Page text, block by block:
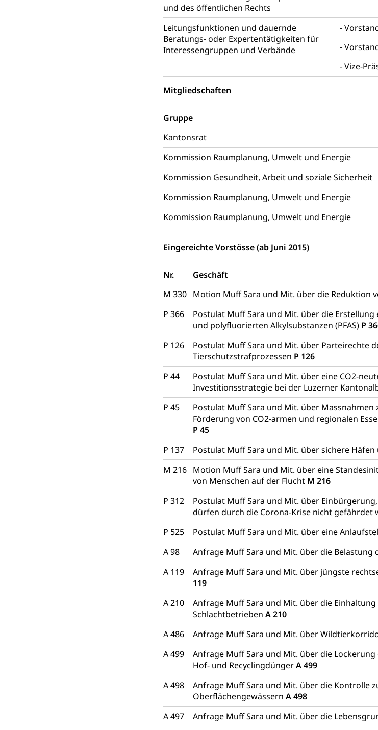
und des öffentlichen Rechts
Leitungsfunktionen und dauernde
Beratungs- oder Expertentätigkeiten für
Interessengruppen und Verbände
Vize-
Mitgliedschaften
Gruppe
Kantonsrat
Kommission Raumplanung, Umwelt und Energie
Kommission Gesundheit, Arbeit und soziale Sicherheit
Kommission Raumplanung, Umwelt und Energie
Kommission Raumplanung, Umwelt und Energie
Eingereichte Vorstösse (ab Juni 2015)
Nr. Geschäft
M 330 Motion Muff Sara und Mit. über die Reduktion
P 366
Postulat Muff Sara und Mit. über die
und polyfluorierten Alkylsubstanzen (PFAS) P
P 126
Postulat Muff Sara und Mit. über Parteirechte
Tierschutzstrafprozessen P 126
P 44
Postulat Muff Sara und Mit. über eine CO2-
Investitionsstrategie bei der Luzerner
P 45
Postulat Muff Sara und Mit. über
Förderung von CO2-armen und regionalen
P 45
P 137 Postulat Muff Sara und Mit. über sichere
M 216 Motion Muff Sara und Mit. über eine
von Menschen auf der Flucht M 216
P 312
Postulat Muff Sara und Mit. über
dürfen durch die Corona-Krise nicht gefährdet
P 525 Postulat Muff Sara und Mit. über eine
A 98
Anfrage Muff Sara und Mit. über die Belastung
A 119
Anfrage Muff Sara und Mit. über jüngste
119
A 210
Anfrage Muff Sara und Mit. über die
Schlachtbetrieben A 210
A 486 Anfrage Muff Sara und Mit. über
A 499
Anfrage Muff Sara und Mit. über die
Hof- und RecyclingdüngerA 499
A 498
Anfrage Muff Sara und Mit. über die Kontrolle
Oberflächengewässern A 498
A 497 Anfrage Muff Sara und Mit. über die
Umgang mit Beschwerden (Volksschulen)
Schlichtungsstelle SEG
Rassismus
Diskriminierung, Fremdenfeindlichkeit, Gleichberechtigung
Anlaufstelle Schutz vor Diskriminierung (fabia)
Strafregister und Strafverfahren
Strafrecht, Strafrechtspflege, Gerichtsverfahren,
Strafverfahren Staatsanwaltschaft
Vormundschaft
Kindes- und Erwachsenenschutz KESB
Umwelt und Bauen
Abfall
Abfallentsorgung, Kehrichtabfuhr, Müllabfuhr
Abfall und Entsorgung Gemeindeverbände für
Boden, Natur und Landschaft
Bodenschutz, Landschaftsschutz, Gewässerschutz,
Natur (Dienststelle Landwirtschaft und Wald)
Chemie und Gifte
Giftabfälle, Giftmüll, Schadstoffe, Giftstoffe, Störfall
Sonderabfälle und Gifte (Umweltberatung Luzern)
Eigentum
Liegenschaft, Immobilie, Grundstück
ÖREB-Kataster Grundeigentümerabfrage
Energie
Strom, Energieversorgung, Stromversorgung,
fossile Energie, erneuerbare Energie, Biomasse
Energiefachstellenkonferenz Zentralschweiz
Grundbuch
Grundbucheintrag, Grundbuchamt, Grundeigentum,
Grundbuch Grundbuchplan mit
Luft und Klima
Luftreinhaltung, Luftverschmutzung, Klimaschutz,
Atmosphäre, Luft, Klima (Geoportal) Klima
Raumplanung
Raumplan, Nutzungsplan
Raumdatenpool Richtplanung Kanton Luzern